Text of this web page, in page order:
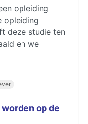
opleiding
opleiding
deze studie ten
en we
op de